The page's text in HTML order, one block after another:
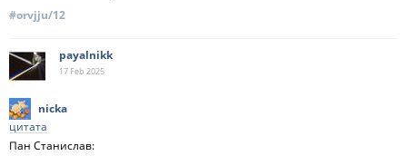
#orvjju/12
payalnikk
17 Feb 2025
nicka
цитата
Пан Станислав: